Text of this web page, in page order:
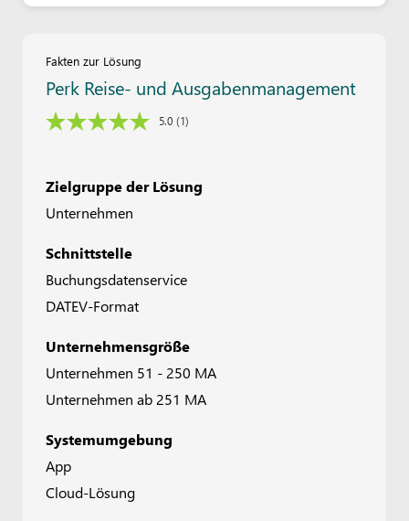
Fakten zur Lösung
Perk Reise- und Ausgabenmanagement
5.0 (1)
Zielgruppe der Lösung
Unternehmen
Schnittstelle
Buchungsdatenservice
DATEV-Format
Unternehmensgröße
Unternehmen 51 - 250 MA
Unternehmen ab 251 MA
Systemumgebung
App
Cloud-Lösung